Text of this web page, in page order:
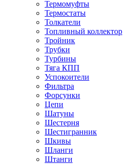
Термомуфты
Термостаты
Толкатели
Топливный коллектор
Тройник
Трубки
Турбины
Тяга КПП
Успокоители
Фильтра
Форсунки
Цепи
Шатуны
Шестерня
Шестигранник
Шкивы
Шланги
Штанги